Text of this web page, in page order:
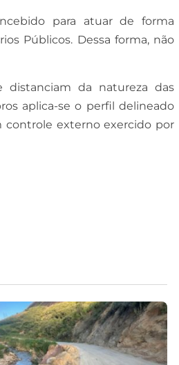
para atuar de forma
Públicos. Dessa forma, não
distanciam da natureza das
aplica-se o perfil delineado
controle externo exercido por